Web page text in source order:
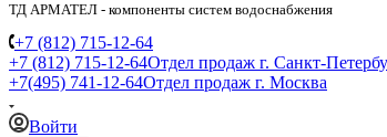
ТД АРМАТЕЛ - компоненты систем водоснабжения
+7 (812) 715-12-64
+7 (812) 715-12-64Отдел продаж г. Санкт-
+7(495) 741-12-64Отдел продаж г. Москва
Войти